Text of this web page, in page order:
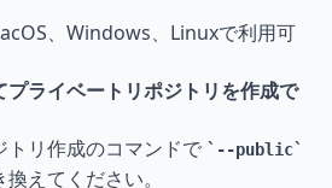
、Windows、Linuxで利用可
ライベートリポジトリを作成で
トリ作成のコマンドで
--public
換えてください。